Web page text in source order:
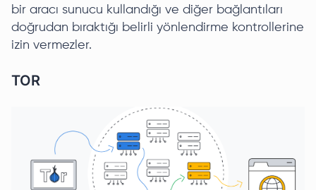
bir aracı sunucu kullandığı ve diğer bağlantıları
doğrudan bıraktığı belirli yönlendirme kontrollerine
izin vermezler.
TOR